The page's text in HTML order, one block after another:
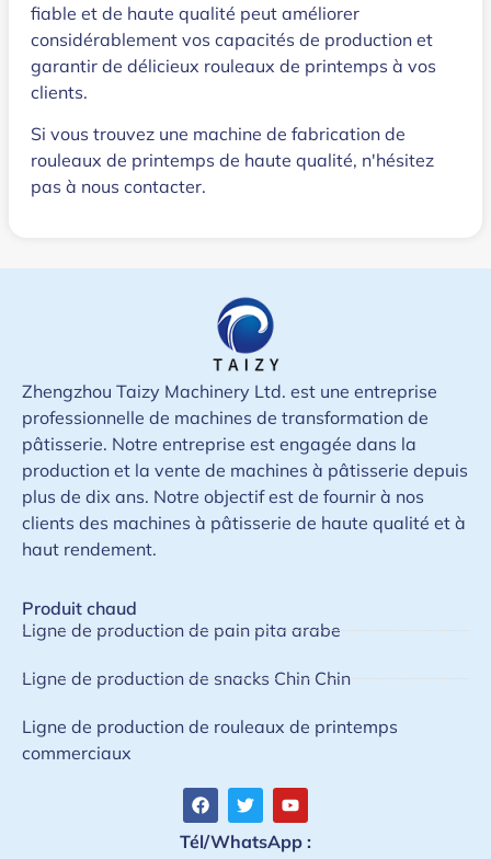
fiable et de haute qualité peut améliorer
considérablement vos capacités de production et
garantir de délicieux rouleaux de printemps à vos
clients.
Si vous trouvez une machine de fabrication de
rouleaux de printemps de haute qualité, n'hésitez
pas à nous contacter.
Zhengzhou Taizy Machinery Ltd. est une entreprise
professionnelle de machines de transformation de
pâtisserie. Notre entreprise est engagée dans la
production et la vente de machines à pâtisserie depuis
plus de dix ans. Notre objectif est de fournir à nos
clients des machines à pâtisserie de haute qualité et à
haut rendement.
Produit chaud
Ligne de production de pain pita arabe
Ligne de production de snacks Chin Chin
Ligne de production de rouleaux de printemps
commerciaux
Tél/WhatsApp :